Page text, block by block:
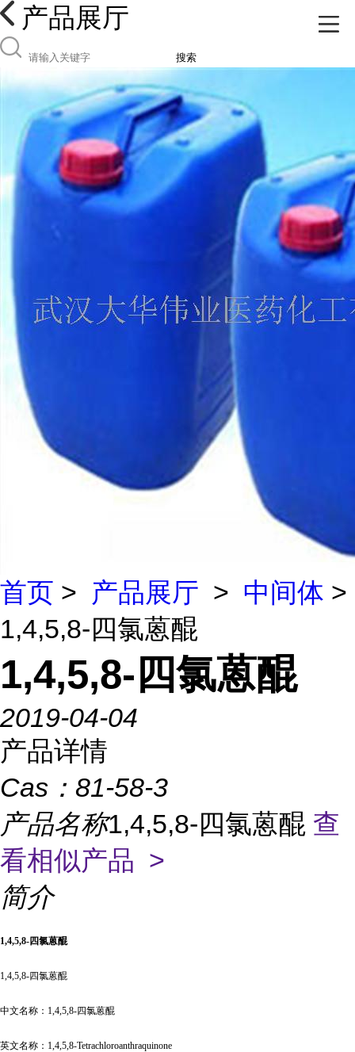
产品展厅
搜索
首页 > 产品展厅 > 中间体 >
1,4,5,8-四氯蒽醌
1,4,5,8-四氯蒽醌
2019-04-04
产品详情
Cas： 81-58-3
产品名称1,4,5,8-四氯蒽醌 查
看相似产品 >
简介
1,4,5,8-四氯蒽醌
1,4,5,8-四氯蒽醌
中文名称： 1,4,5,8-四氯蒽醌
英文名称： 1,4,5,8-Tetrachloroanthraquinone